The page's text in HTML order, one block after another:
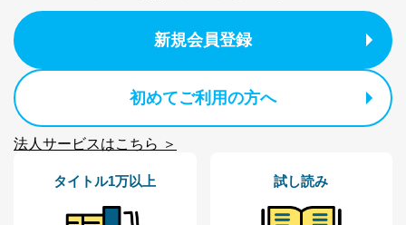
cs@fujisan.co.jp
制定：2005年4月1日
株式会社富士山マガジンサービス
代表取締役会長 西野 伸一郎
個人情報の取扱いについて
新規会員登録
初めてご利用の方へ
法人サービスはこちら ＞
タイトル1万以上 試し読み